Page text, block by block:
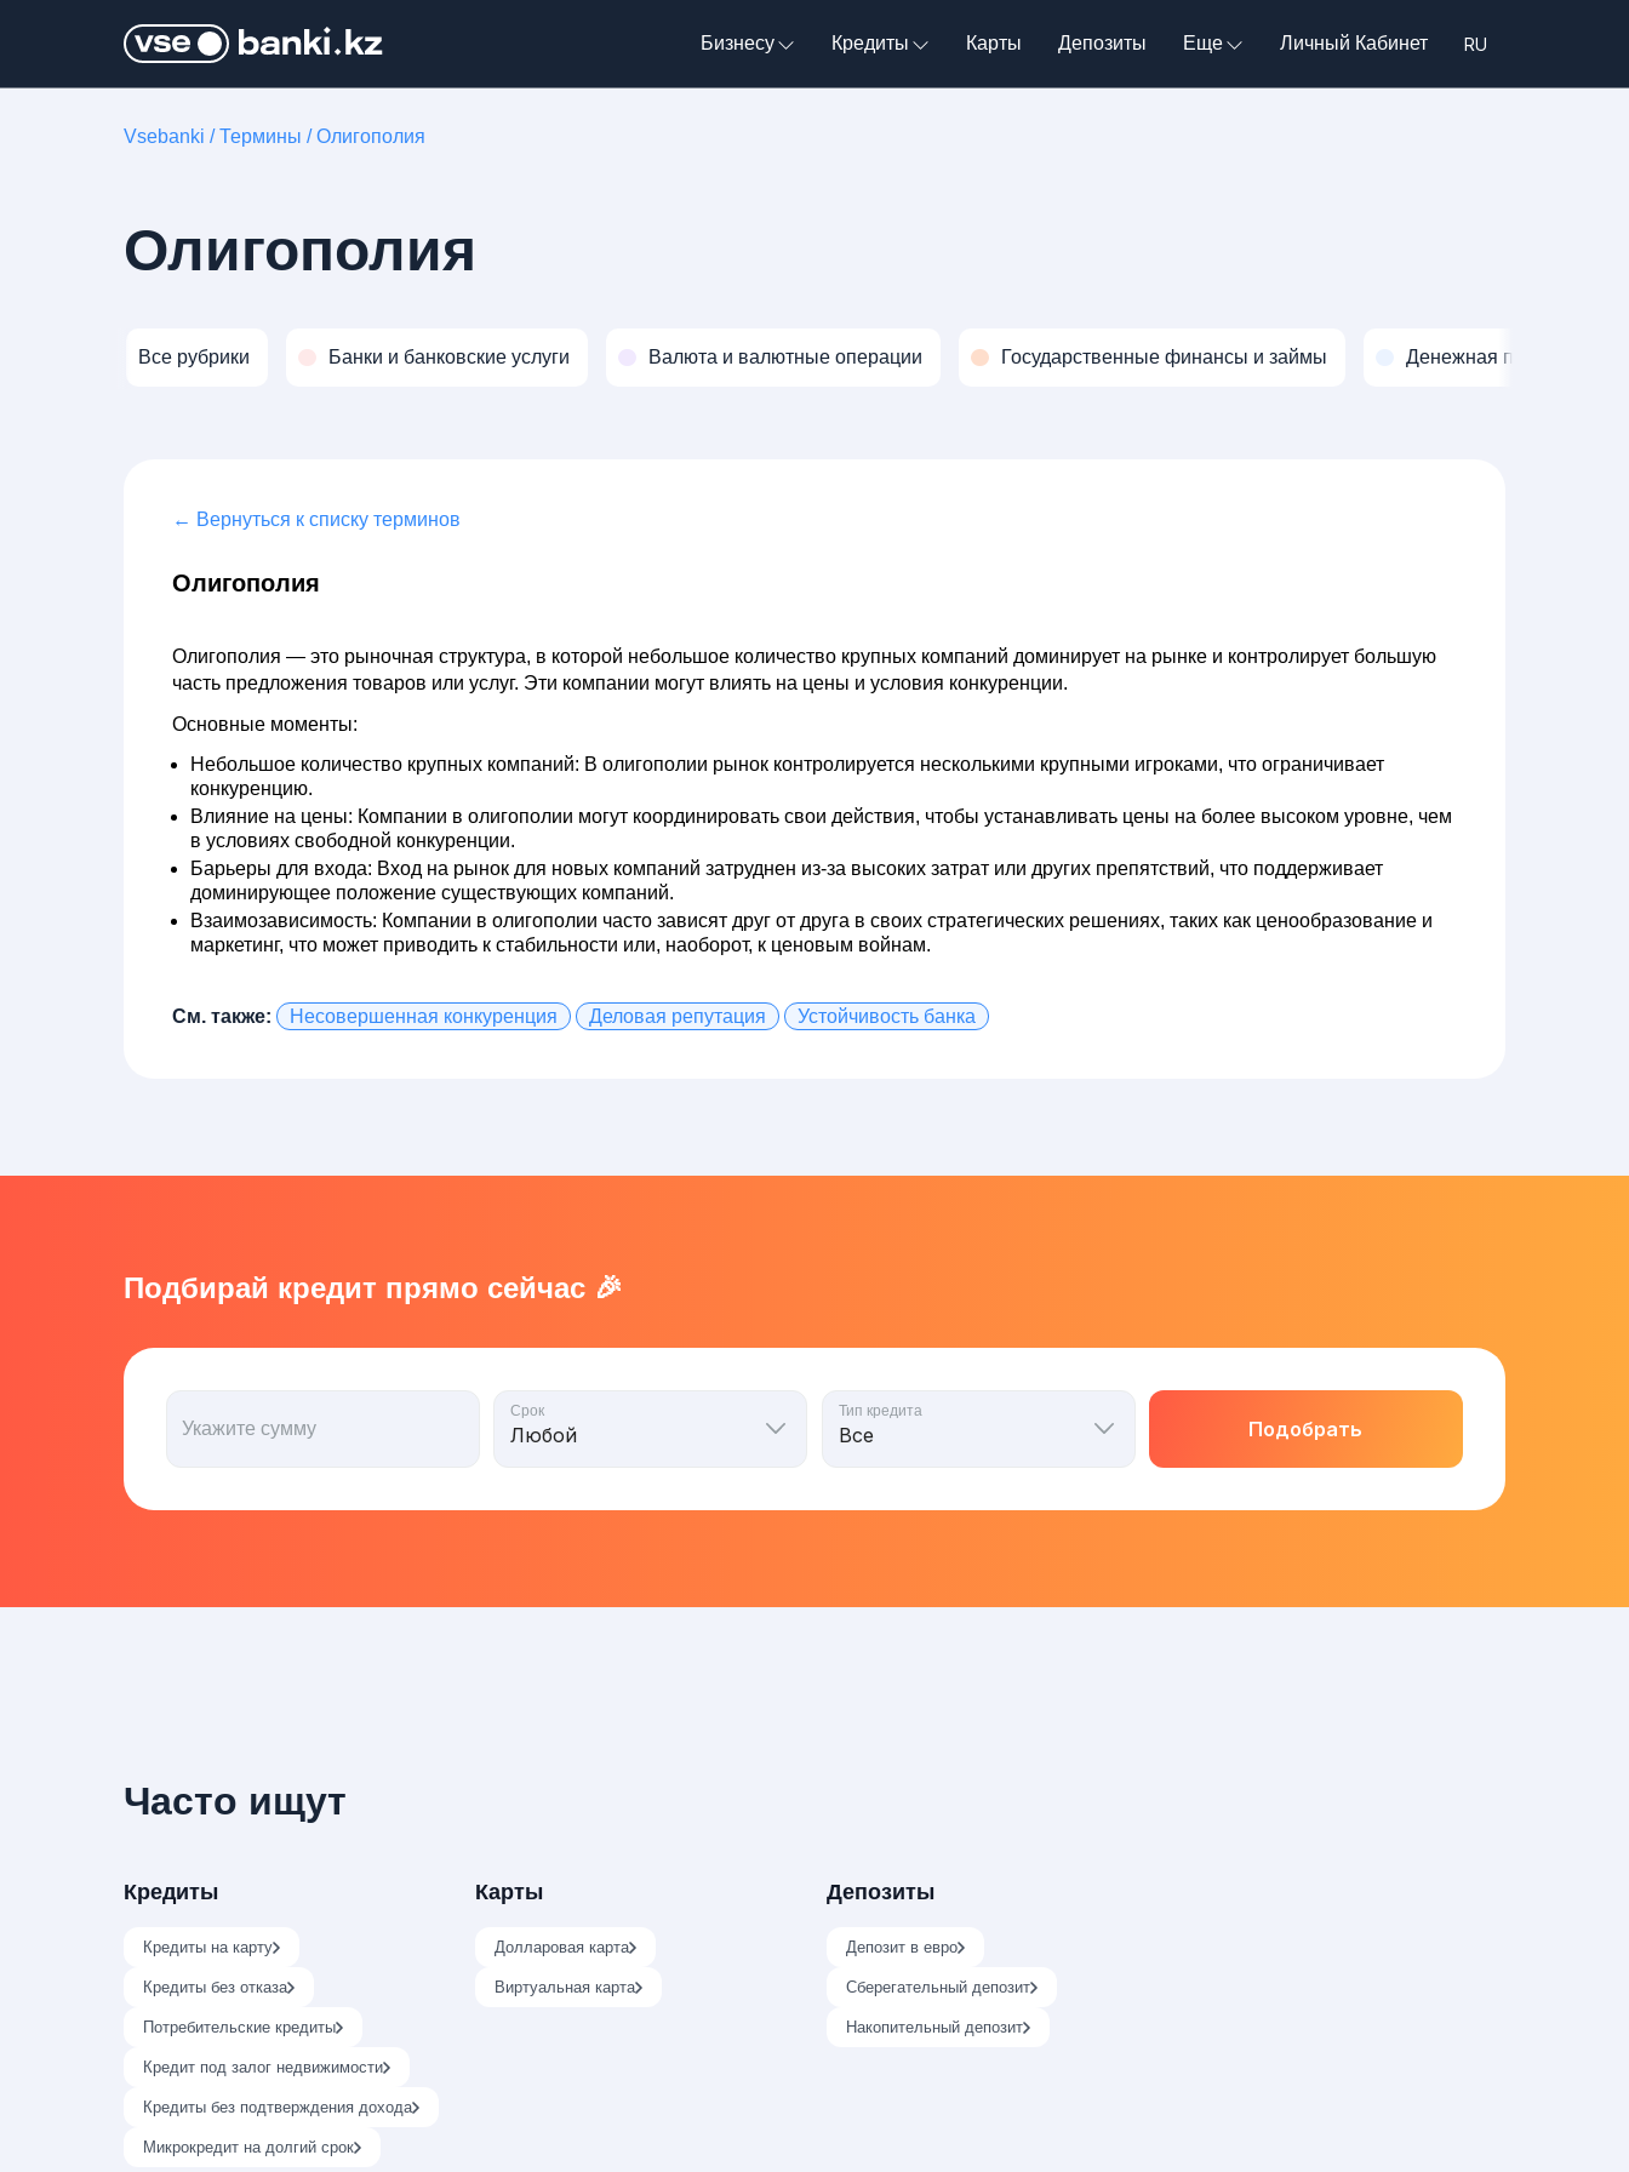
Бизнесу Кредиты Карты Депозиты Еще Личный Кабинет
Vsebanki /Термины /Олигополия
Олигополия
Все рубрики Банки и банковские услуги Валюта и валютные операции Государственные финансы и займы Денежная политика и
← Вернуться к списку терминов
Олигополия
Олигополия — это рыночная структура, в которой небольшое количество крупных компаний доминирует на рынке и контролирует большую
часть предложения товаров или услуг. Эти компании могут влиять на цены и условия конкуренции.
Основные моменты:
Небольшое количество крупных компаний: В олигополии рынок контролируется несколькими крупными игроками, что ограничивает
конкуренцию.
Влияние на цены: Компании в олигополии могут координировать свои действия, чтобы устанавливать цены на более высоком уровне, чем
в условиях свободной конкуренции.
Барьеры для входа: Вход на рынок для новых компаний затруднен из-за высоких затрат или других препятствий, что поддерживает
доминирующее положение существующих компаний.
Взаимозависимость: Компании в олигополии часто зависят друг от друга в своих стратегических решениях, таких как ценообразование и
маркетинг, что может приводить к стабильности или, наоборот, к ценовым войнам.
См. также: Несовершенная конкуренция Деловая репутация Устойчивость банка
Подбирай кредит прямо сейчас 🎉
Укажите сумму
Срок Тип кредита
Подобрать
Часто ищут
Кредиты
Кредиты на карту
Кредиты без отказа
Потребительские кредиты
Кредит под залог недвижимости
Кредиты без подтверждения дохода
Микрокредит на долгий срок
Карты
Долларовая карта
Виртуальная карта
Депозиты
Депозит в евро
Сберегательный депозит
Накопительный депозит